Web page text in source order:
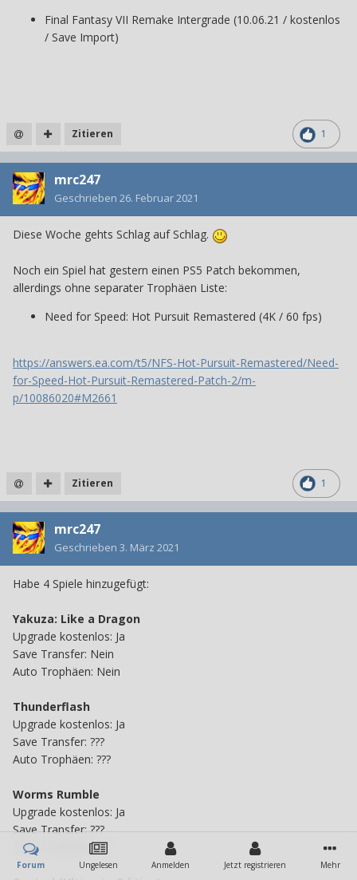
Final Fantasy VII Remake Intergrade (10.06.21 / kostenlos
/ Save Import)
1
Zitieren
mrc247
Geschrieben 26. Februar 2021
Diese Woche gehts Schlag auf Schlag.
Noch ein Spiel hat gestern einen PS5 Patch bekommen,
allerdings ohne separater Trophäen Liste:
Need for Speed: Hot Pursuit Remastered (4K / 60 fps)
https://answers.ea.com/t5/NFS-Hot-Pursuit-Remastered/Need-
for-Speed-Hot-Pursuit-Remastered-Patch-2/m-
p/10086020#M2661
1
Zitieren
mrc247
Geschrieben 3. März 2021
Habe 4 Spiele hinzugefügt:
Yakuza: Like a Dragon
Upgrade kostenlos: Ja
Save Transfer: Nein
Auto Trophäen: Nein
Thunderflash
Upgrade kostenlos: Ja
Save Transfer: ???
Auto Trophäen: ???
Worms Rumble
Upgrade kostenlos: Ja
Save Transfer: ???
Auto Trophäen: ???
Forum Ungelesen Anmelden Jetzt registrieren Mehr